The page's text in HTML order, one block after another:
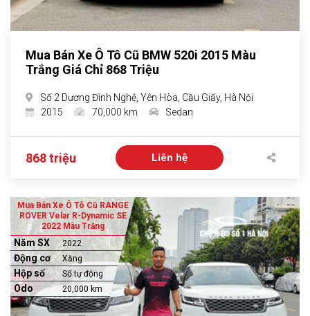
Mua Bán Xe Ô Tô Cũ BMW 520i 2015 Màu
Trắng Giá Chỉ 868 Triệu
Số 2 Dương Đình Nghệ, Yên Hòa, Cầu Giấy, Hà Nội
2015
70,000 km Sedan
868 triệu Liên hệ
Mua Bán Xe Ô Tô Cũ RANGE
ROVER Velar R-Dynamic SE
2022 Màu Trắng
Năm SX 2022
Động cơ Xăng
Hộp số Số tự động
Odo 20,000 km